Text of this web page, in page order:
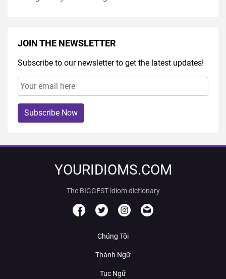
JOIN THE NEWSLETTER
Subscribe to our newsletter to get the latest updates!
Subscribe Now
YOURIDIOMS.COM
The BIGGEST idiom dictionary
Chúng Tôi
Thành Ngữ
Tục Ngữ